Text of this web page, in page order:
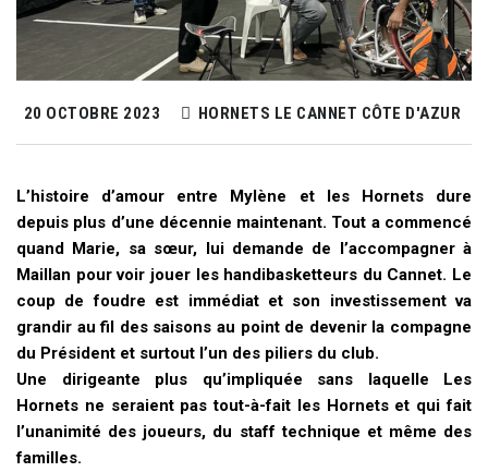
20 OCTOBRE 2023 HORNETS LE CANNET CÔTE D'AZUR
L’histoire d’amour entre Mylène et les Hornets dure
depuis plus d’une décennie maintenant. Tout a commencé
quand Marie, sa sœur, lui demande de l’accompagner à
Maillan pour voir jouer les handibasketteurs du Cannet. Le
coup de foudre est immédiat et son investissement va
grandir au fil des saisons au point de devenir la compagne
du Président et surtout l’un des piliers du club.
Une dirigeante plus qu’impliquée sans laquelle Les
Hornets ne seraient pas tout-à-fait les Hornets et qui fait
l’unanimité des joueurs, du staff technique et même des
familles.